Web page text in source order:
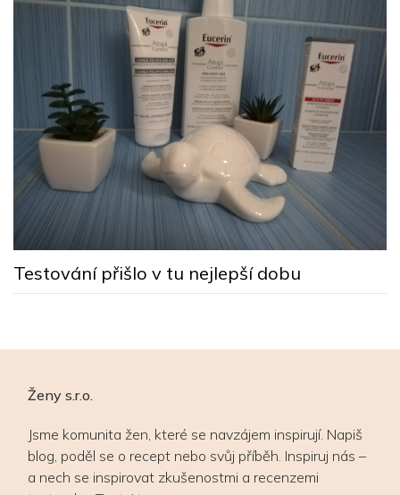
Testování přišlo v tu nejlepší dobu
Ženy s.r.o.
Jsme komunita žen, které se navzájem inspirují. Napiš
blog, poděl se o recept nebo svůj příběh. Inspiruj nás –
a nech se inspirovat zkušenostmi a recenzemi